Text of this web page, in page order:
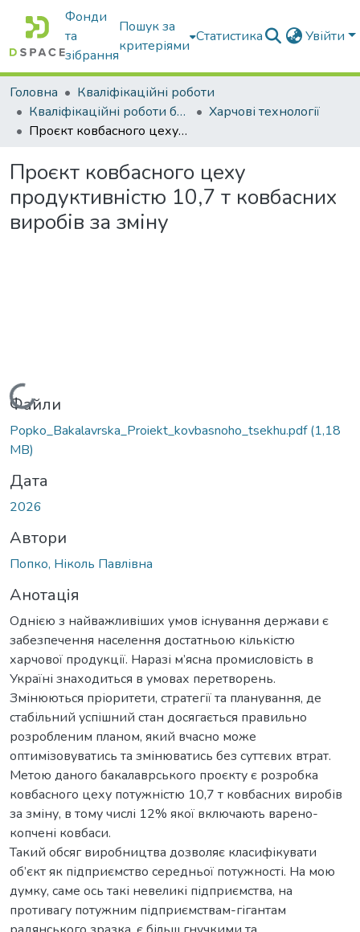
Фонди
та
зібрання
Пошук за
критеріями
Статистика Увійти
Головна
Кваліфікаційні роботи
Кваліфікаційні роботи бакалаврів
Харчові технології
Проєкт ковбасного цеху продуктивністю 10,7 т ковбасних виробів за зміну
Проєкт ковбасного цеху
продуктивністю 10,7 т ковбасних
виробів за зміну
Вантажиться...
Файли
Popko_Bakalavrska_Proiekt_kovbasnoho_tsekhu.pdf(1,18
MB)
Дата
2026
Автори
Попко, Ніколь Павлівна
Анотація
Однією з найважливіших умов існування держави є
забезпечення населення достатньою кількістю
харчової продукції. Наразі м’ясна промисловість в
Україні знаходиться в умовах перетворень.
Змінюються пріоритети, стратегії та планування, де
стабільний успішний стан досягається правильно
розробленим планом, який вчасно може
оптимізовуватись та змінюватись без суттєвих втрат.
Метою даного бакалаврського проєкту є розробка
ковбасного цеху потужністю 10,7 т ковбасних виробів
за зміну, в тому числі 12% якої включають варено-
копчені ковбаси.
Такий обсяг виробництва дозволяє класифікувати
об’єкт як підприємство середньої потужності. На мою
думку, саме ось такі невеликі підприємства, на
противагу потужним підприємствам-гігантам